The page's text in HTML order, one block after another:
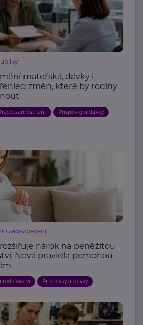
mateřská, dávky i
změn, které by rodiny
zaměstnání Příspěvky a dávky
zabezpečení
nárok na peněžitou
Nová pravidla pomohou
rodičovství Příspěvky a dávky